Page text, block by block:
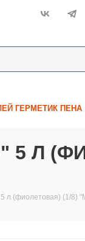
ГЕРМЕТИК ПЕНА
5 Л
л (фиолетовая) (1/8)